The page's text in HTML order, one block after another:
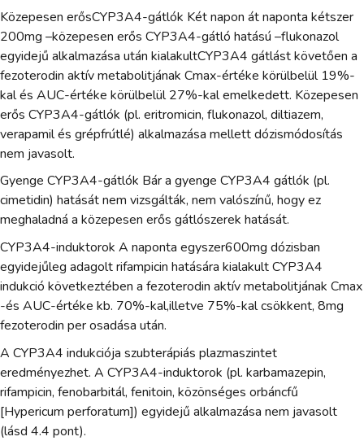
Közepesen erősCYP3A4-gátlók Két napon át naponta kétszer
200mg –közepesen erős CYP3A4-gátló hatású –flukonazol
egyidejű alkalmazása után kialakultCYP3A4 gátlást követően a
fezoterodin aktív metabolitjának Cmax-értéke körülbelül 19%-
kal és AUC-értéke körülbelül 27%-kal emelkedett. Közepesen
erős CYP3A4-gátlók (pl. eritromicin, flukonazol, diltiazem,
verapamil és grépfrútlé) alkalmazása mellett dózismódosítás
nem javasolt.
Gyenge CYP3A4-gátlók Bár a gyenge CYP3A4 gátlók (pl.
cimetidin) hatását nem vizsgálták, nem valószínű, hogy ez
meghaladná a közepesen erős gátlószerek hatását.
CYP3A4-induktorok A naponta egyszer600mg dózisban
egyidejűleg adagolt rifampicin hatására kialakult CYP3A4
indukció következtében a fezoterodin aktív metabolitjának Cmax
-és AUC-értéke kb. 70%-kal,illetve 75%-kal csökkent, 8mg
fezoterodin per osadása után.
A CYP3A4 indukciója szubterápiás plazmaszintet
eredményezhet. A CYP3A4-induktorok (pl. karbamazepin,
rifampicin, fenobarbitál, fenitoin, közönséges orbáncfű
[Hypericum perforatum]) egyidejű alkalmazása nem javasolt
(lásd 4.4 pont).